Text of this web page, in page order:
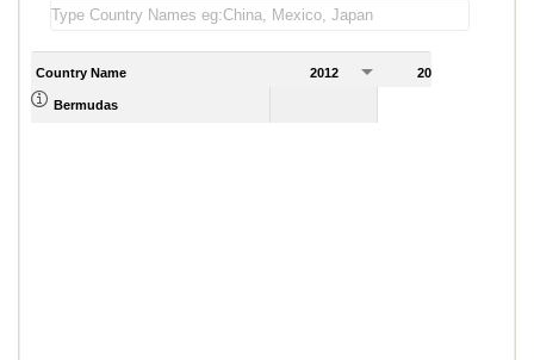
Country Name 2012 2013
Bermudas